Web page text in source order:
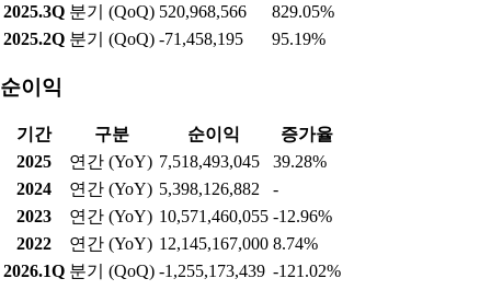
2025.3Q 분기 (QoQ) 520,968,566
829.05%
2025.2Q 분기 (QoQ) -71,458,195 95.19%
순이익
기간 구분 순이익
증가율
2025
연간 (YoY) 7,518,493,045
39.28%
2024
연간 (YoY) 5,398,126,882
-
2023
연간 (YoY) 10,571,460,055 -12.96%
2022
연간 (YoY) 12,145,167,000 8.74%
2026.1Q 분기 (QoQ) -1,255,173,439 -121.02%